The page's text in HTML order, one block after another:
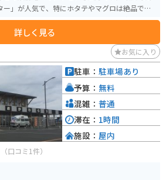
」が人気で、特にホタテやマグロは絶品で
か味わえないオリジナルメニューも楽しむこ
景ロード「みちのく潮風トレイル」など、ツー
みさわは、三沢市の特産
や、りんごを使ったスイーツなども販売して
。
詳しく見る
お気に入り
（口コミ1件）
駐車： 駐車場あり
予算： 無料
混雑： 普通
滞在： 1時間
施設： 屋内